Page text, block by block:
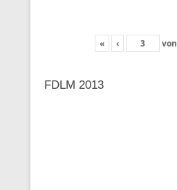
« ‹ von
FDLM 2013